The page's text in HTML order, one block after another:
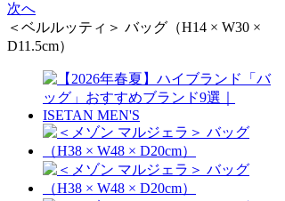
次へ
＜ベルルッティ＞ バッグ（H14 × W30 ×
D11.5cm）